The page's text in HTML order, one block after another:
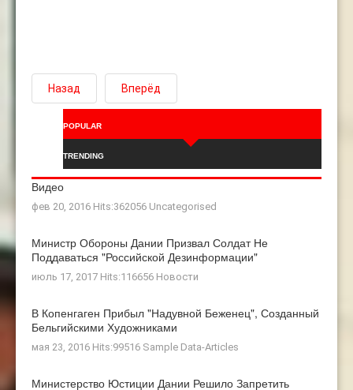
Назад Вперёд
POPULAR
TRENDING
Видео
фев 20, 2016 Hits:362056 Uncategorised
Министр Обороны Дании Призвал Солдат Не
Поддаваться "российской Дезинформации"
июль 17, 2017 Hits:116656 Новости
В Копенгаген Прибыл "Надувной Беженец", Созданный
Бельгийскими Художниками
мая 23, 2016 Hits:99516 Sample Data-Articles
Министерство Юстиции Дании Решило Запретить